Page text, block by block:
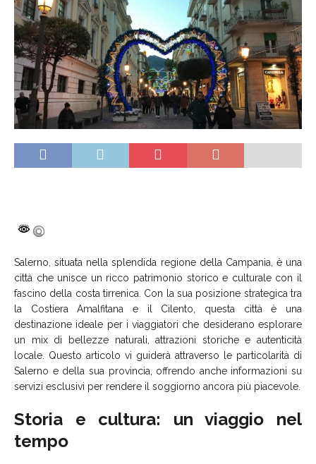
Salerno, situata nella splendida regione della Campania, è una
città che unisce un ricco patrimonio storico e culturale con il
fascino della costa tirrenica. Con la sua posizione strategica tra
la Costiera Amalfitana e il Cilento, questa città è una
destinazione ideale per i viaggiatori che desiderano esplorare
un mix di bellezze naturali, attrazioni storiche e autenticità
locale. Questo articolo vi guiderà attraverso le particolarità di
Salerno e della sua provincia, offrendo anche informazioni su
servizi esclusivi per rendere il soggiorno ancora più piacevole.
Storia e cultura: un viaggio nel
tempo